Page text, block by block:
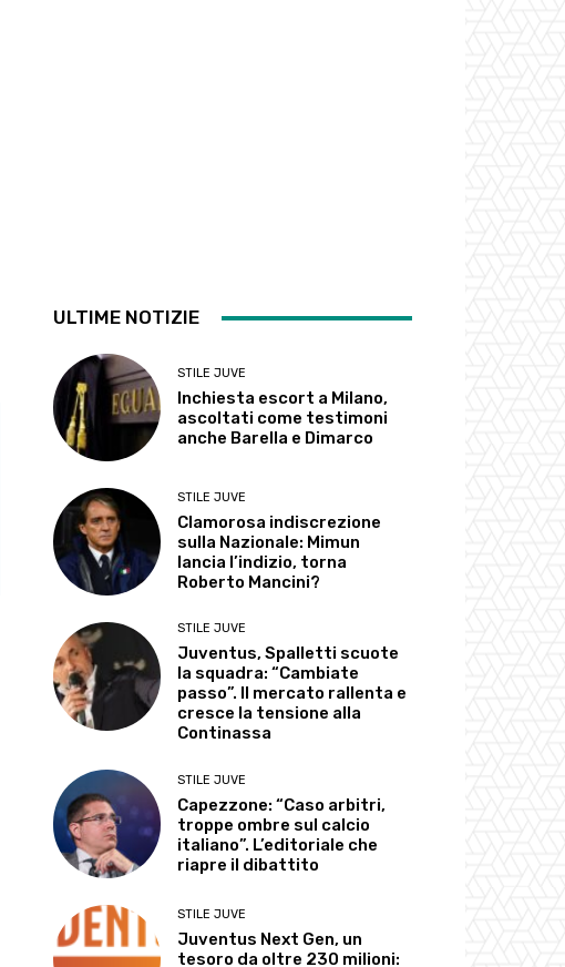
ULTIME NOTIZIE
STILE JUVE
Inchiesta escort a Milano,
ascoltati come testimoni
anche Barella e Dimarco
STILE JUVE
Clamorosa indiscrezione
sulla Nazionale: Mimun
lancia l’indizio, torna
Roberto Mancini?
STILE JUVE
Juventus, Spalletti scuote
la squadra: “Cambiate
passo”. Il mercato rallenta e
cresce la tensione alla
Continassa
STILE JUVE
Capezzone: “Caso arbitri,
troppe ombre sul calcio
italiano”. L’editoriale che
riapre il dibattito
STILE JUVE
Juventus Next Gen, un
tesoro da oltre 230 milioni: